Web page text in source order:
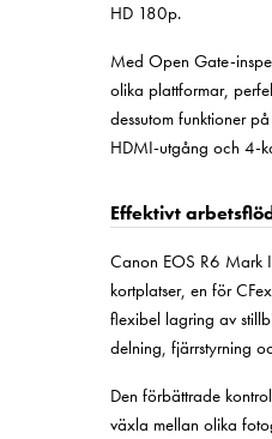
HD 180p.
Med Open Gate-
olika plattformar,
dessutom funktioner
HDMI-utgång och 4-
Effektivt
Canon EOS R6 Mark
kortplatser, en för
flexibel lagring av
delning, fjärrstyrning
Den förbättrade
växla mellan olika